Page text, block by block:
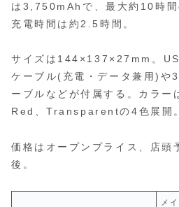
は3,750mAhで、最大約10時間
充電時間は約2.5時間。
サイズは144×137×27mm。
ケーブル(充電・データ兼用)
ーブルなどが付属する。カラ
Red、Transparentの4色展開。
価格はオープンプライス、店
後。
メ